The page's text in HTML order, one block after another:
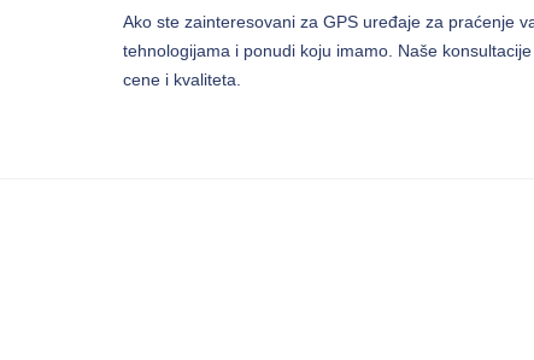
Ako ste zainteresovani za GPS uređaje za praćenje
tehnologijama i ponudi koju imamo. Naše
cene i kvaliteta.